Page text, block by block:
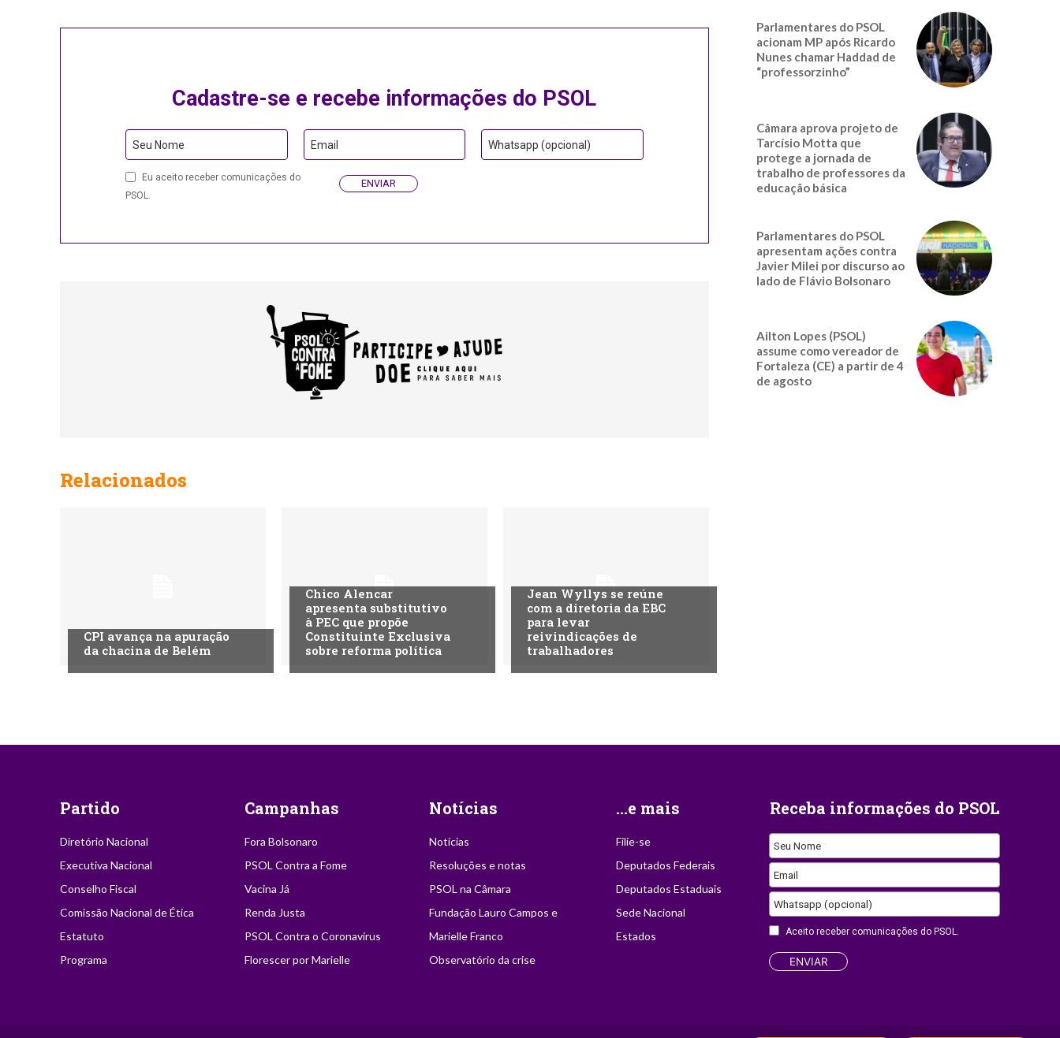
Cadastre-se e recebe informações do PSOL
Seu Nome Email Whatsapp (opcional)
EmailEu aceito receber comunicações do
PSOL.
ENVIAR
Relacionados
CPI avança na apuração
da chacina de Belém
Chico Alencar
apresenta substitutivo
à PEC que propõe
Constituinte Exclusiva
sobre reforma política
Jean Wyllys se reúne
com a diretoria da EBC
para levar
reivindicações de
trabalhadores
Parlamentares do PSOL
acionam MP após Ricardo
Nunes chamar Haddad de
“professorzinho”
Câmara aprova projeto de
Tarcísio Motta que
protege a jornada de
trabalho de professores da
educação básica
Parlamentares do PSOL
apresentam ações contra
Javier Milei por discurso ao
lado de Flávio Bolsonaro
Ailton Lopes (PSOL)
assume como vereador de
Fortaleza (CE) a partir de 4
de agosto
Partido
Diretório Nacional
Executiva Nacional
Conselho Fiscal
Comissão Nacional de Ética
Estatuto
Programa
Campanhas
Fora Bolsonaro
PSOL Contra a Fome
Vacina Já
Renda Justa
PSOL Contra o Coronavírus
Florescer por Marielle
Notícias
Notícias
Resoluções e notas
PSOL na Câmara
Fundação Lauro Campos e
Marielle Franco
Observatório da crise
...e mais
Filie-se
Deputados Federais
Deputados Estaduais
Sede Nacional
Estados
Receba informações do PSOL
Seu Nome
Email
Whatsapp (opcional)
Phone
Number
Aceito receber comunicações do PSOL.
ENVIAR
Site desenvolvido porAppmobi